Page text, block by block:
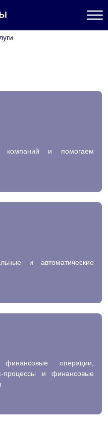
компаний и помогаем
и автоматические
операции,
процессы и финансовые